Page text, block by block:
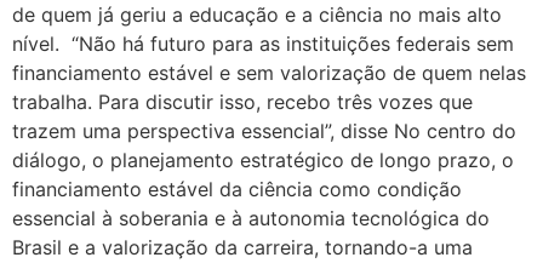
de quem já geriu a educação e a ciência no mais alto
nível. “Não há futuro para as instituições federais sem
financiamento estável e sem valorização de quem nelas
trabalha. Para discutir isso, recebo três vozes que
trazem uma perspectiva essencial”, disse No centro do
diálogo, o planejamento estratégico de longo prazo, o
financiamento estável da ciência como condição
essencial à soberania e à autonomia tecnológica do
Brasil e a valorização da carreira, tornando-a uma